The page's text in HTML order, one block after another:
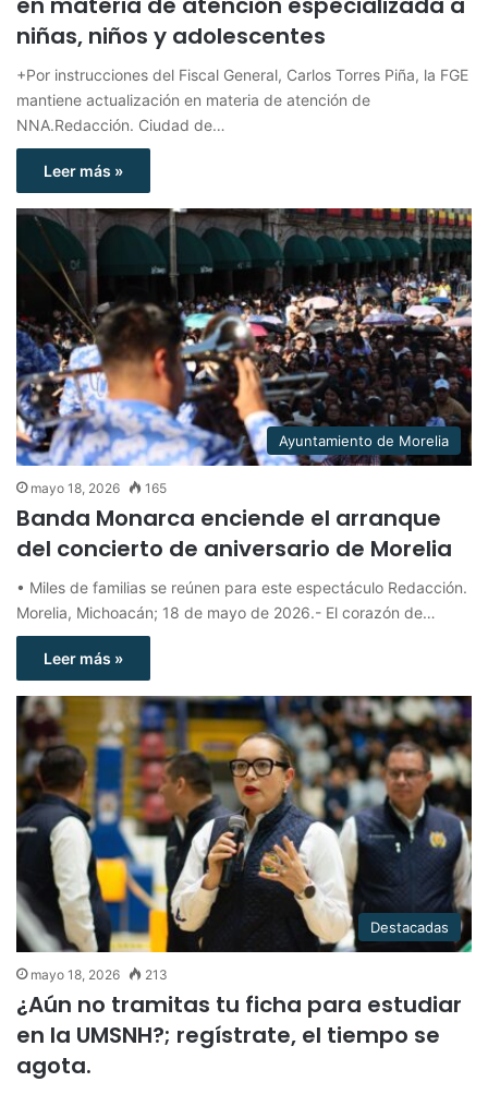
niñas, niños y adolescentes
+Por instrucciones del Fiscal General, Carlos Torres Piña, la FGE
mantiene actualización en materia de atención de
NNA.Redacción. Ciudad de…
Leer más »
Ayuntamiento de Morelia
mayo 18, 2026 165
Banda Monarca enciende el arranque
del concierto de aniversario de Morelia
• Miles de familias se reúnen para este espectáculo Redacción.
Morelia, Michoacán; 18 de mayo de 2026.- El corazón de…
Leer más »
Destacadas
mayo 18, 2026 213
¿Aún no tramitas tu ficha para estudiar
en la UMSNH?; regístrate, el tiempo se
agota.